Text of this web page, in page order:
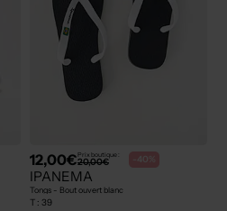
12,00€Prix boutique :
20,00€ -40%
IPANEMA
Tongs - Bout ouvert blanc
T : 39